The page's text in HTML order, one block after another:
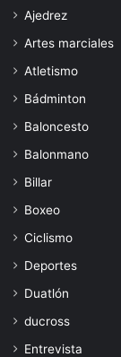
Ajedrez
Artes marciales
Atletismo
Bádminton
Baloncesto
Balonmano
Billar
Boxeo
Ciclismo
Deportes
Duatlón
ducross
Entrevista